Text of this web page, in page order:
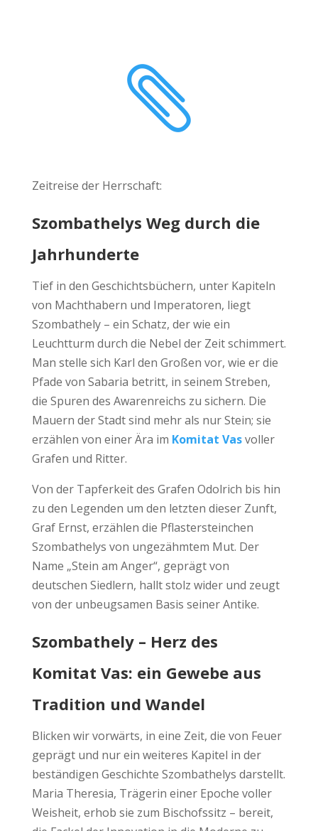

Zeitreise der Herrschaft:
Szombathelys Weg durch die
Jahrhunderte
Tief in den Geschichtsbüchern, unter Kapiteln
von Machthabern und Imperatoren, liegt
Szombathely – ein Schatz, der wie ein
Leuchtturm durch die Nebel der Zeit schimmert.
Man stelle sich Karl den Großen vor, wie er die
Pfade von Sabaria betritt, in seinem Streben,
die Spuren des Awarenreichs zu sichern. Die
Mauern der Stadt sind mehr als nur Stein; sie
erzählen von einer Ära im Komitat Vasvoller
Grafen und Ritter.
Von der Tapferkeit des Grafen Odolrich bis hin
zu den Legenden um den letzten dieser Zunft,
Graf Ernst, erzählen die Pflastersteinchen
Szombathelys von ungezähmtem Mut. Der
Name „Stein am Anger“, geprägt von
deutschen Siedlern, hallt stolz wider und zeugt
von der unbeugsamen Basis seiner Antike.
Szombathely – Herz des
Komitat Vas: ein Gewebe aus
Tradition und Wandel
Blicken wir vorwärts, in eine Zeit, die von Feuer
geprägt und nur ein weiteres Kapitel in der
beständigen Geschichte Szombathelys darstellt.
Maria Theresia, Trägerin einer Epoche voller
Weisheit, erhob sie zum Bischofssitz – bereit,